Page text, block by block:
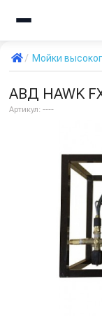
Мойки
АВД HAWK
Артикул: ----